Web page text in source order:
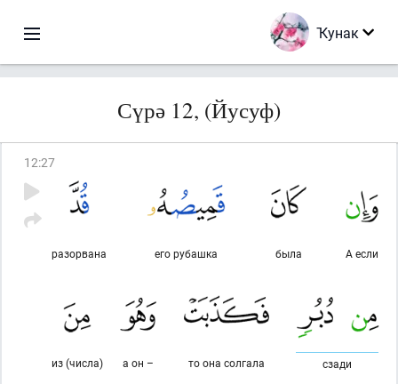
Ҡунак
Сүрә 12, (Йусуф)
12:27
А если
была
его рубашка
разорвана
сзади
то она солгала
а он –
из (числа)